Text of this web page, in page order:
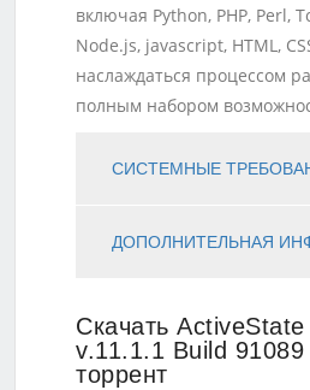
включая Python, PHP, Perl,
Node.js, jаvascript, HTML,
наслаждаться процессом
полным набором
СИСТЕМНЫЕ
ДОПОЛНИТЕЛЬНАЯ
Скачать ActiveState
v.11.1.1 Build
торрент